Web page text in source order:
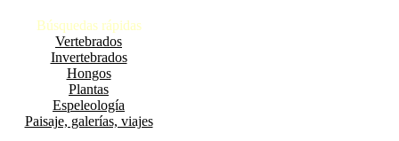
Búsquedas rápidas
Vertebrados
Invertebrados
Hongos
Plantas
Espeleología
Paisaje, galerías, viajes